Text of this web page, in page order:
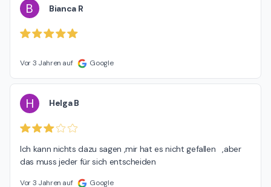
B Bianca R
Vor 3 Jahren auf Google
H Helga B
Ich kann nichts dazu sagen ,mir hat es nicht gefallen   ,aber
das muss jeder für sich entscheiden
Vor 3 Jahren auf Google